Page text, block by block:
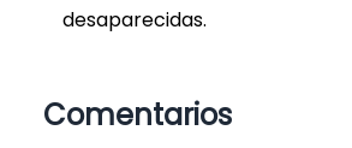
desaparecidas.
Comentarios